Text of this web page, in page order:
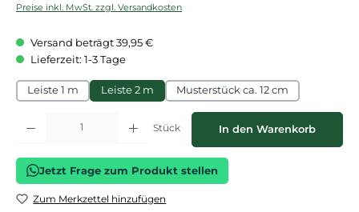
Preise inkl. MwSt. zzgl. Versandkosten
Versand beträgt 39,95 €
Lieferzeit: 1-3 Tage
Leiste 1 m Leiste 2 m Musterstück ca. 12 cm
Produkt Anzahl: Gib den gewünschten Wert ein oder benutze die
Stück In den Warenkorb
Jetzt Frage zum Produkt stellen
Zum Merkzettel hinzufügen